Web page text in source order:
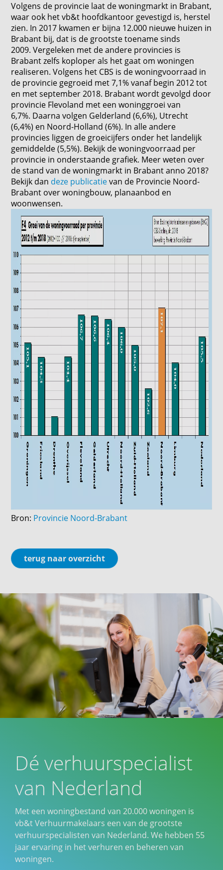
Volgens de provincie laat de woningmarkt in Brabant,
waar ook het vb&t hoofdkantoor gevestigd is, herstel
zien. In 2017 kwamen er bijna 12.000 nieuwe huizen in
Brabant bij, dat is de grootste toename sinds
2009. Vergeleken met de andere provincies is
Brabant zelfs koploper als het gaat om woningen
realiseren. Volgens het CBS is de woningvoorraad in
de provincie gegroeid met 7,1% vanaf begin 2012 tot
en met september 2018. Brabant wordt gevolgd door
provincie Flevoland met een woninggroei van
6,7%. Daarna volgen Gelderland (6,6%), Utrecht
(6,4%) en Noord-Holland (6%). In alle andere
provincies liggen de groeicijfers onder het landelijk
gemiddelde (5,5%). Bekijk de woningvoorraad per
provincie in onderstaande grafiek. Meer weten over
de stand van de woningmarkt in Brabant anno 2018?
Bekijk dan deze publicatievan de Provincie Noord-
Brabant over woningbouw, planaanbod en
woonwensen.
Bron: Provincie Noord-Brabant
terug naar overzicht
Dé verhuurspecialist
van Nederland
Met een woningbestand van 20.000 woningen is
vb&t Verhuurmakelaars een van de grootste
verhuurspecialisten van Nederland. We hebben 55
jaar ervaring in het verhuren en beheren van
woningen.